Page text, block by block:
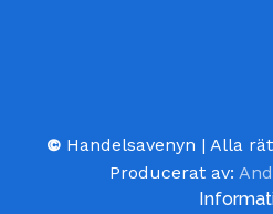
© Handelsavenyn | Alla
Producerat av: